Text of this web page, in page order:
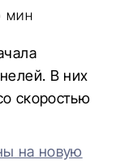
МИН
В них
скоростью
на новую